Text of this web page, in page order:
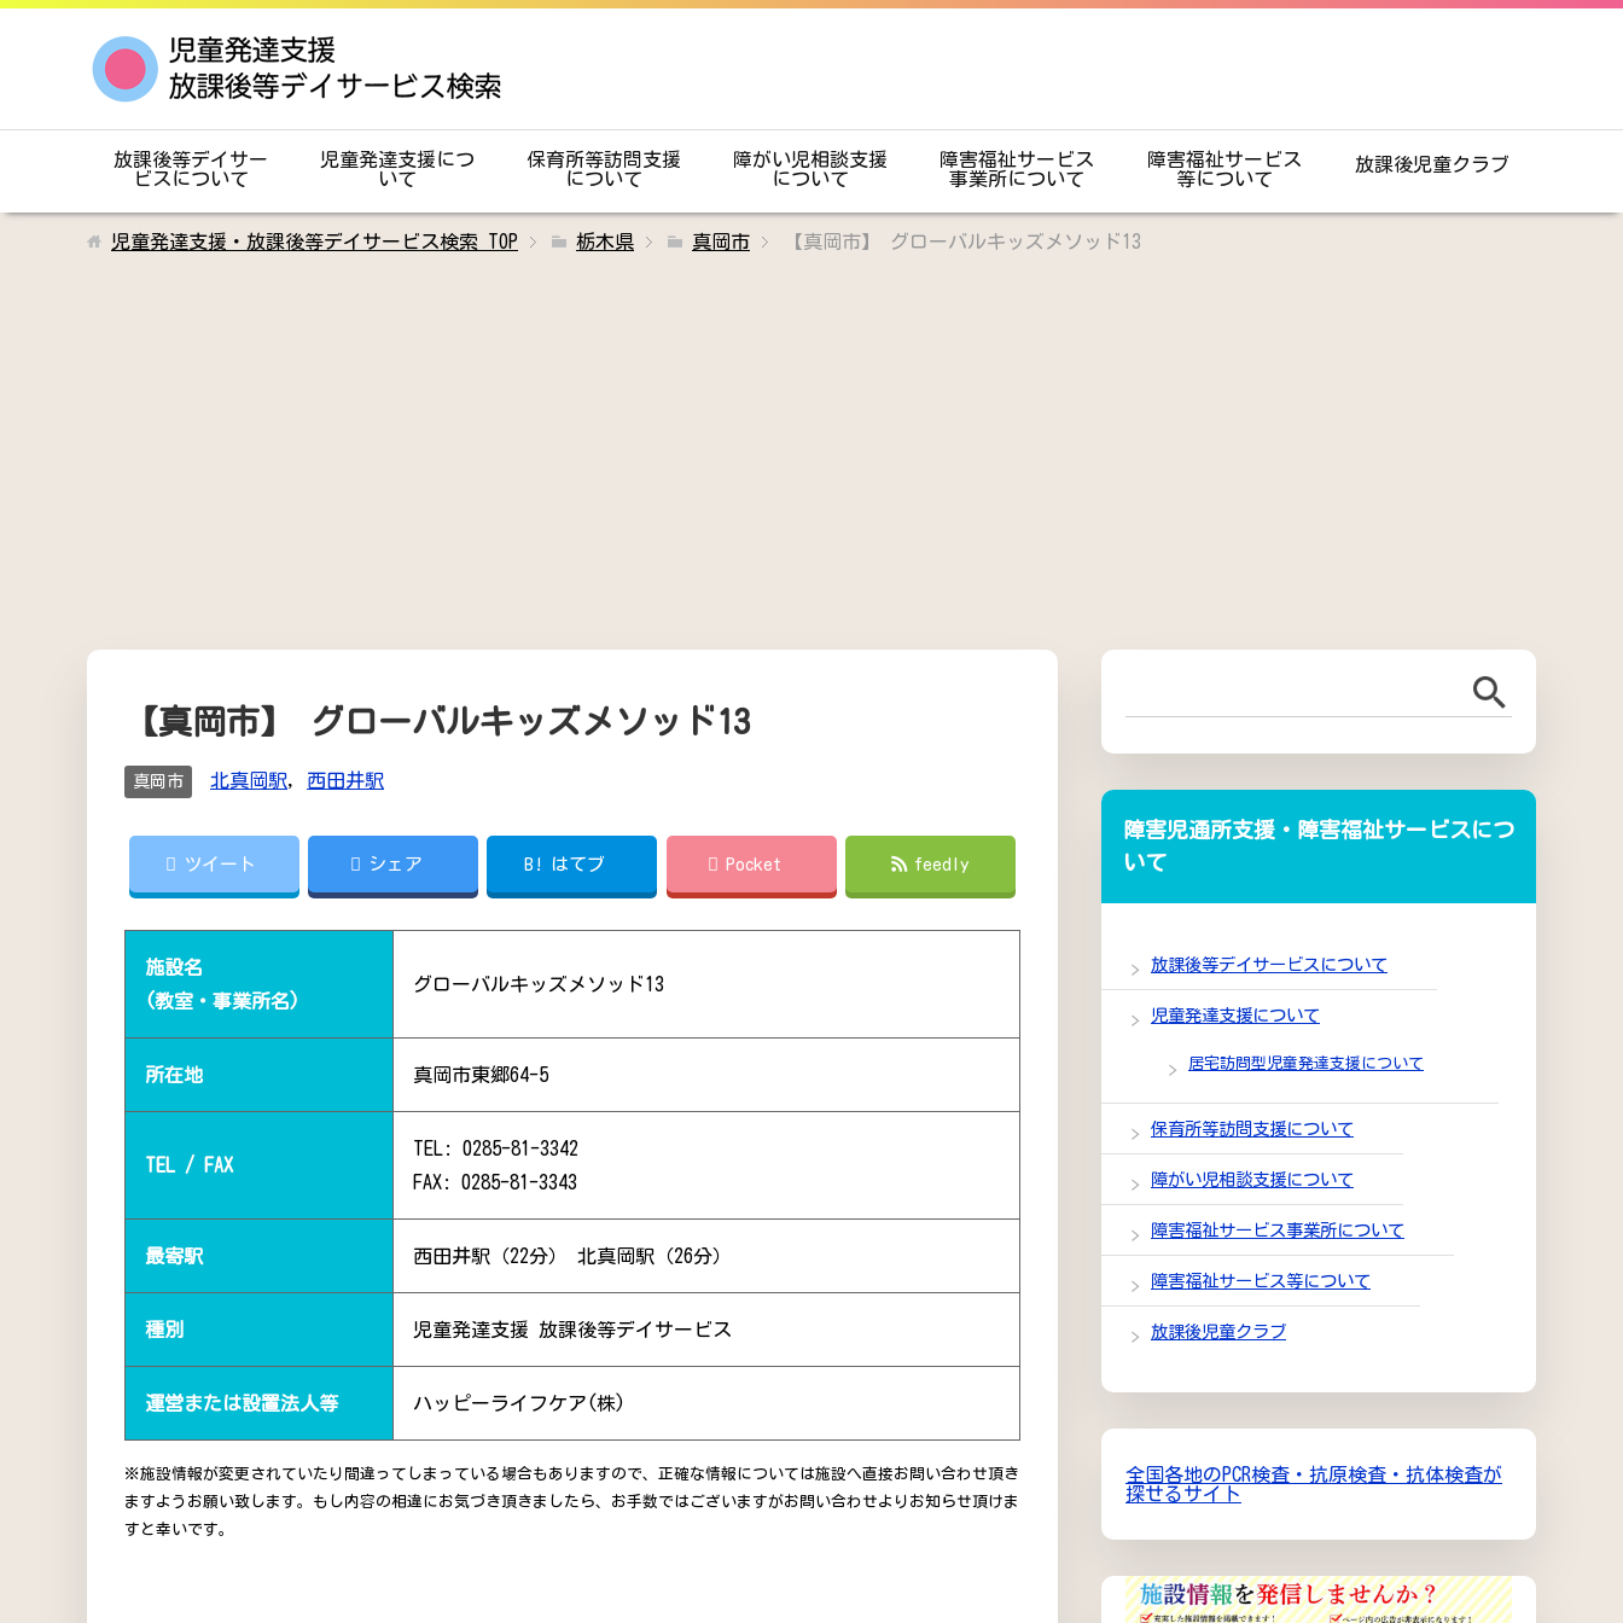
放課後等デイサー
ビスについて
児童発達支援につ
いて
保育所等訪問支援
について
障がい児相談支援
について
障害福祉サービス
事業所について
障害福祉サービス
等について
放課後児童クラブ
児童発達支援・放課後等デイサービス検索 TOP 栃木県 真岡市 【真岡市】 グローバルキッズメソッド13
【真岡市】 グローバルキッズメソッド13
真岡市 北真岡駅, 西田井駅
ツイート シェア B! はてブ Pocket feedly
施設名
(教室・事業所名)
グローバルキッズメソッド13
所在地 真岡市東郷64-5
TEL / FAX
TEL: 0285-81-3342
FAX: 0285-81-3343
最寄駅 西田井駅（22分） 北真岡駅（26分）
種別 児童発達支援 放課後等デイサービス
運営または設置法人等 ハッピーライフケア(株)
※施設情報が変更されていたり間違ってしまっている場合もありますので、正確な情報については施設へ直接お問い合わせ頂き
ますようお願い致します。もし内容の相違にお気づき頂きましたら、お手数ではございますがお問い合わせよりお知らせ頂けま
すと幸いです。
障害児通所支援・障害福祉サービスにつ
いて
放課後等デイサービスについて
児童発達支援について
居宅訪問型児童発達支援について
保育所等訪問支援について
障がい児相談支援について
障害福祉サービス事業所について
障害福祉サービス等について
放課後児童クラブ
全国各地のPCR検査・抗原検査・抗体検査が
探せるサイト